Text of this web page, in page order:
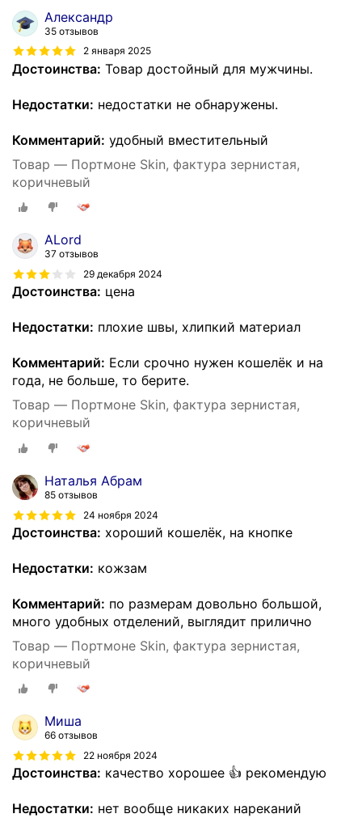
Александр
35 отзывов
2 января 2025
Достоинства: Товар достойный для мужчины.
Недостатки: недостатки не обнаружены.
Комментарий: удобный вместительный
Товар — Портмоне Skin, фактура зернистая,
коричневый
ALord
37 отзывов
29 декабря 2024
Достоинства: цена
Недостатки: плохие швы, хлипкий материал
Комментарий: Если срочно нужен кошелёк и на
года, не больше, то берите.
Товар — Портмоне Skin, фактура зернистая,
коричневый
Наталья Абрам
85 отзывов
24 ноября 2024
Достоинства: хороший кошелёк, на кнопке
Недостатки: кожзам
Комментарий: по размерам довольно большой,
много удобных отделений, выглядит прилично
Товар — Портмоне Skin, фактура зернистая,
коричневый
Миша
66 отзывов
22 ноября 2024
Достоинства: качество хорошее 👍 рекомендую
Недостатки: нет вообще никаких нареканий